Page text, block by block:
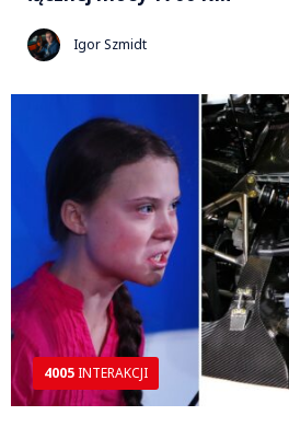
Igor Szmidt
4005 INTERAKCJI